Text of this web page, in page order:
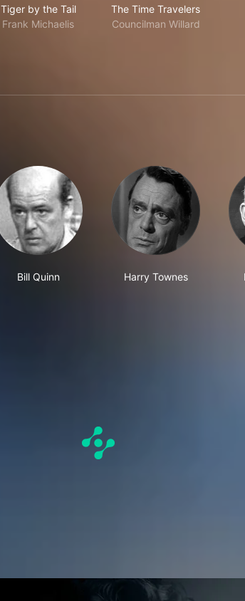
Tiger by the Tail
Frank Michaelis
The Time Travelers
Councilman Willard
Bill Quinn Harry Townes